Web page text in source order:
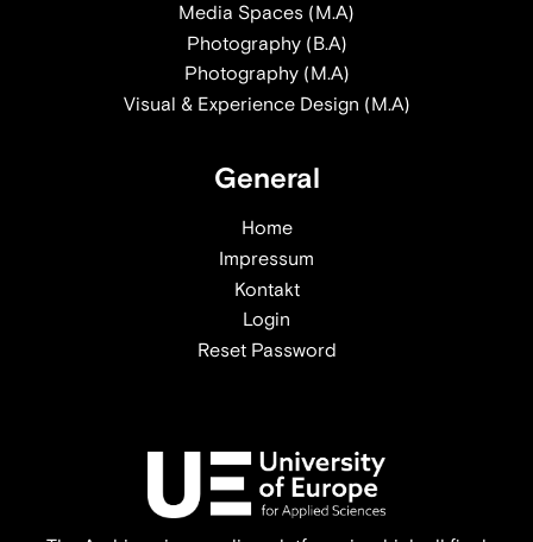
Media Spaces (M.A)
Photography (B.A)
Photography (M.A)
Visual & Experience Design (M.A)
General
Home
Impressum
Kontakt
Login
Reset Password